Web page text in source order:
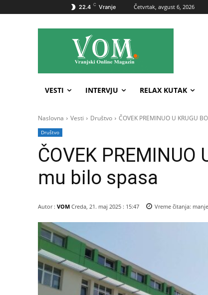
22.4 C Vranje Četvrtak, avgust 6, 2026
VESTI INTERVJU RELAX KUTAK
Naslovna Vesti Društvo ČOVEK PREMINUO U KRUGU
Društvo
ČOVEK PREMINUO
mu bilo spasa
Autor : VOM Creda, 21. maj 2025 : 15:47 Vreme čitanja: